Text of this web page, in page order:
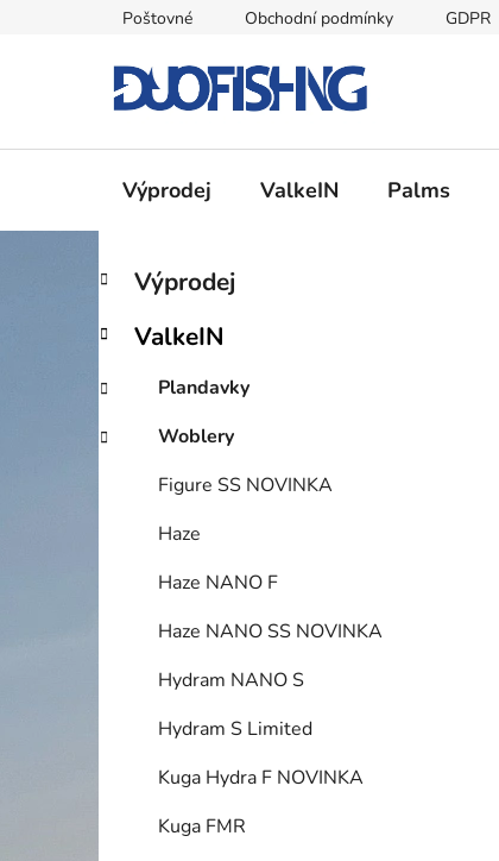
Poštovné Obchodní podmínky GDPR
Výprodej ValkeIN Palms
P
s
r
a
n
Přeskočit
kategorie
K
a
e
o
i
Výprodej
ValkeIN
Plandavky
Woblery
Figure SS NOVINKA
Haze
Haze NANO F
Haze NANO SS NOVINKA
Hydram NANO S
Hydram S Limited
Kuga Hydra F NOVINKA
Kuga FMR